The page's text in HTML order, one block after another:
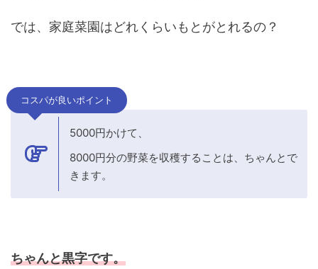
では、家庭菜園はどれくらいもとがとれるの？
コスパが良いポイント
5000円かけて、
8000円分の野菜を収穫することは、ちゃんとで
きます。
ちゃんと黒字です。